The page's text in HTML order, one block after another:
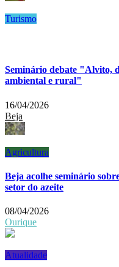
Turismo
Seminário debate "Alvito,
ambiental e rural"
16/04/2026
Beja
Agricultura
Beja acolhe seminário
setor do azeite
08/04/2026
Ourique
Atualidade